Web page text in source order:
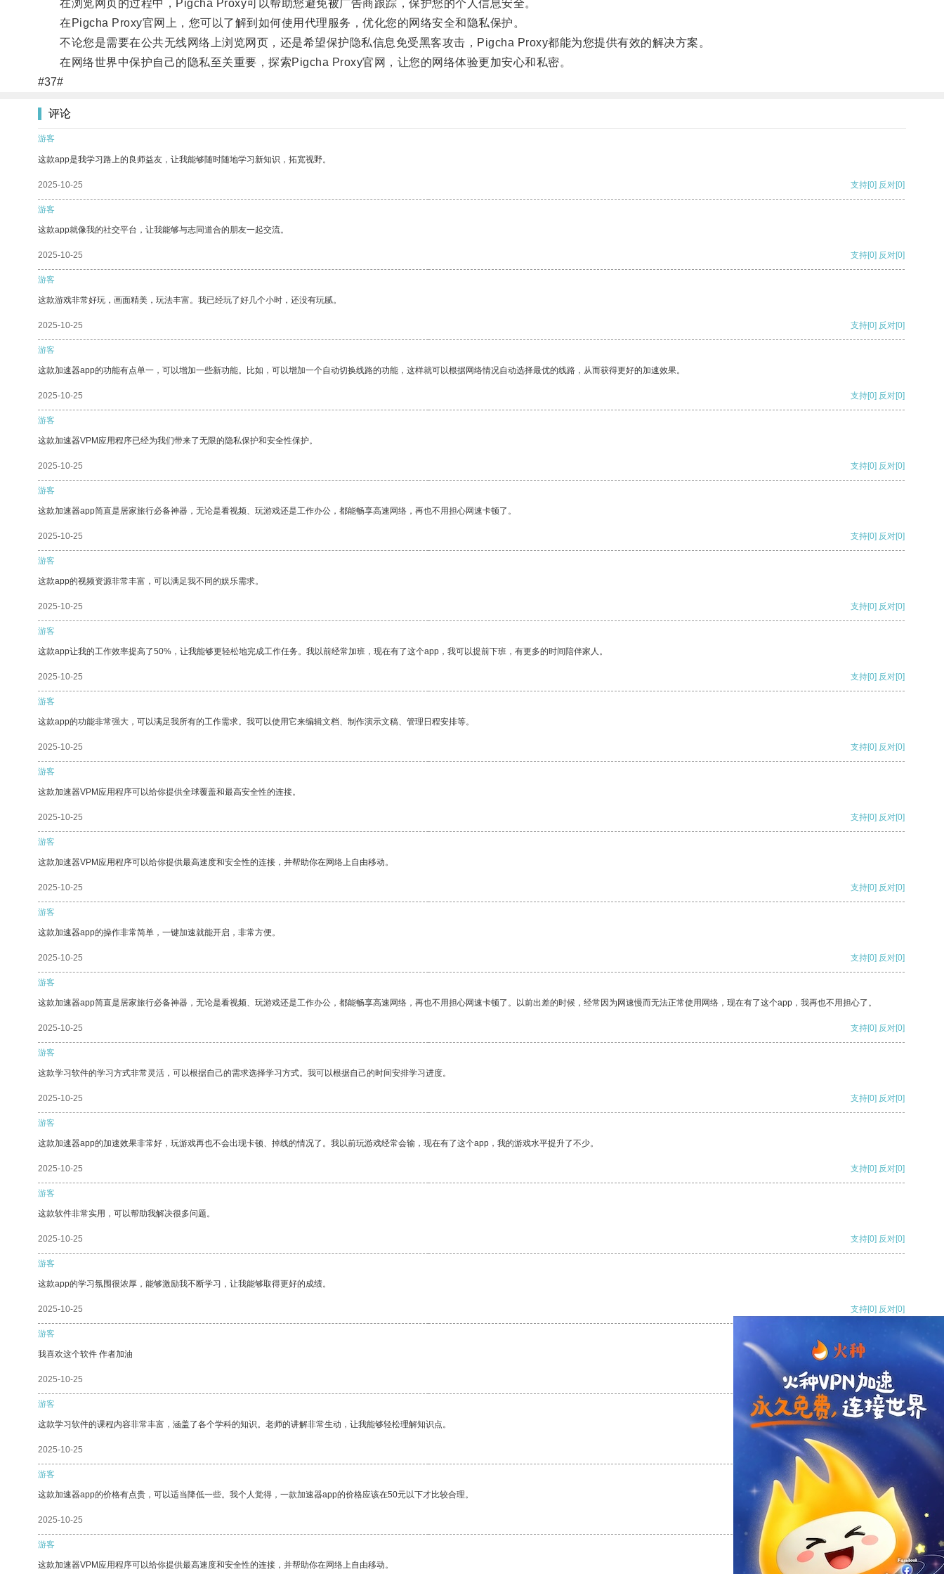
在浏览网页的过程中，Pigcha Proxy可以帮助您避免被广告商跟踪，保护您的个人信息安全。
在Pigcha Proxy官网上，您可以了解到如何使用代理服务，优化您的网络安全和隐私保护。
不论您是需要在公共无线网络上浏览网页，还是希望保护隐私信息免受黑客攻击，Pigcha Proxy都能为您提供有效的解决方案。
在网络世界中保护自己的隐私至关重要，探索Pigcha Proxy官网，让您的网络体验更加安心和私密。
#37#
评论
游客
这款app是我学习路上的良师益友，让我能够随时随地学习新知识，拓宽视野。
2025-10-25 支持[0] 反对[0]
游客
这款app就像我的社交平台，让我能够与志同道合的朋友一起交流。
2025-10-25 支持[0] 反对[0]
游客
这款游戏非常好玩，画面精美，玩法丰富。我已经玩了好几个小时，还没有玩腻。
2025-10-25 支持[0] 反对[0]
游客
这款加速器app的功能有点单一，可以增加一些新功能。比如，可以增加一个自动切换线路的功能，这样就可以根据网络情况自动选择最优的线路，从而获得更好的加速效果。
2025-10-25 支持[0] 反对[0]
游客
这款加速器VPM应用程序已经为我们带来了无限的隐私保护和安全性保护。
2025-10-25 支持[0] 反对[0]
游客
这款加速器app简直是居家旅行必备神器，无论是看视频、玩游戏还是工作办公，都能畅享高速网络，再也不用担心网速卡顿了。
2025-10-25 支持[0] 反对[0]
游客
这款app的视频资源非常丰富，可以满足我不同的娱乐需求。
2025-10-25 支持[0] 反对[0]
游客
这款app让我的工作效率提高了50%，让我能够更轻松地完成工作任务。我以前经常加班，现在有了这个app，我可以提前下班，有更多的时间陪伴家人。
2025-10-25 支持[0] 反对[0]
游客
这款app的功能非常强大，可以满足我所有的工作需求。我可以使用它来编辑文档、制作演示文稿、管理日程安排等。
2025-10-25 支持[0] 反对[0]
游客
这款加速器VPM应用程序可以给你提供全球覆盖和最高安全性的连接。
2025-10-25 支持[0] 反对[0]
游客
这款加速器VPM应用程序可以给你提供最高速度和安全性的连接，并帮助你在网络上自由移动。
2025-10-25 支持[0] 反对[0]
游客
这款加速器app的操作非常简单，一键加速就能开启，非常方便。
2025-10-25 支持[0] 反对[0]
游客
这款加速器app简直是居家旅行必备神器，无论是看视频、玩游戏还是工作办公，都能畅享高速网络，再也不用担心网速卡顿了。以前出差的时候，经常因为网速慢而无法正常使用网络，现在有了这个app，我再也不用担心了。
2025-10-25 支持[0] 反对[0]
游客
这款学习软件的学习方式非常灵活，可以根据自己的需求选择学习方式。我可以根据自己的时间安排学习进度。
2025-10-25 支持[0] 反对[0]
游客
这款加速器app的加速效果非常好，玩游戏再也不会出现卡顿、掉线的情况了。我以前玩游戏经常会输，现在有了这个app，我的游戏水平提升了不少。
2025-10-25 支持[0] 反对[0]
游客
这款软件非常实用，可以帮助我解决很多问题。
2025-10-25 支持[0] 反对[0]
游客
这款app的学习氛围很浓厚，能够激励我不断学习，让我能够取得更好的成绩。
2025-10-25 支持[0] 反对[0]
游客
我喜欢这个软件 作者加油
2025-10-25 支持[0] 反对
游客
这款学习软件的课程内容非常丰富，涵盖了各个学科的知识。老师的讲解非常生动，让我能够轻松理解知识点。
2025-10-25 支持
游客
这款加速器app的价格有点贵，可以适当降低一些。我个人觉得，一款加速器app的价格应该在50元以下才比较合理。
2025-10-25 反对 [0]
游客
这款加速器VPM应用程序可以给你提供最高速度和安全性的连接，并帮助你在网络上自由移动。